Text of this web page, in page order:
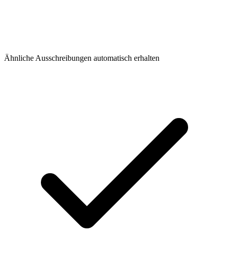
Ähnliche Ausschreibungen automatisch erhalten